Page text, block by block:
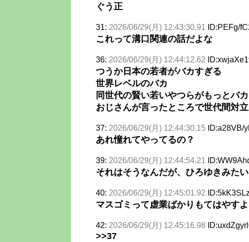
ぐう正
31: 2026/06/29(月) 12:43:30.91 ID:PEFg/
これって溝口関連の話だよな
36: 2026/06/29(月) 12:44:12.62
つうか日本の若者がバカすぎる
世界レベルのバカ
同世代の賢い若いやつらがもっとバ
おじさんが言ったところで世代間対
37: 2026/06/29(月) 12:44:30.15 ID:a28VB/
あれ憧れてやってるの？
39: 2026/06/29(月) 12:44:54.21
それはそうなんだが、ひろゆきみた
40: 2026/06/29(月) 12:45:01.92
マスゴミって虚業ばかりもてはやす
42: 2026/06/29(月) 12:45:16.98
>>37